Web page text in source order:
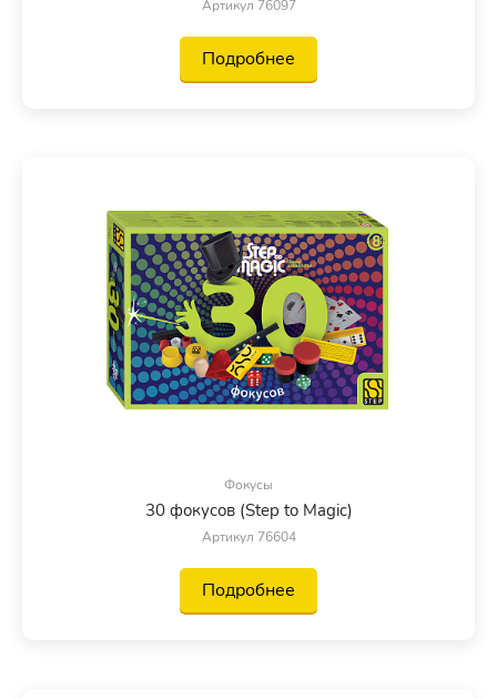
Артикул 76097
Подробнее
Фокусы
30 фокусов (Step to Magic)
Артикул 76604
Подробнее